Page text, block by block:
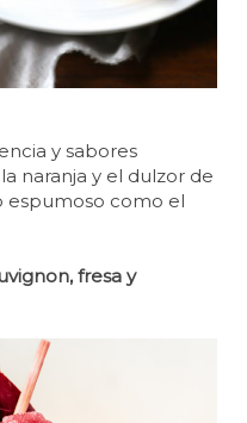
y sabores
naranja y el dulzor de
espumoso como el
fresa y